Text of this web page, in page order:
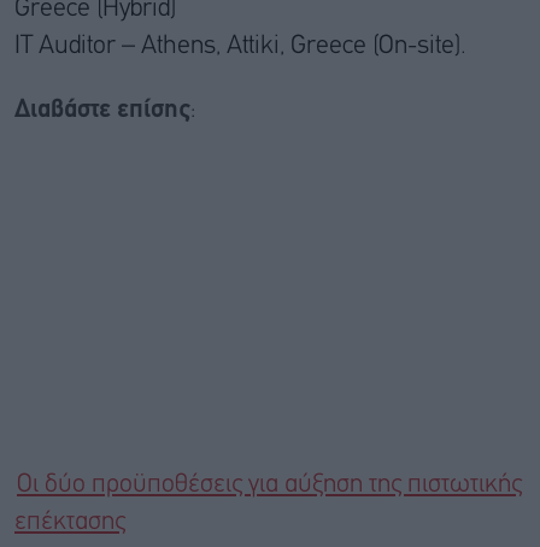
Greece (Hybrid)
IT Auditor – Athens, Attiki, Greece (On-site).
Διαβάστε επίσης:
Οι δύο προϋποθέσεις για αύξηση της πιστωτικής
επέκτασης